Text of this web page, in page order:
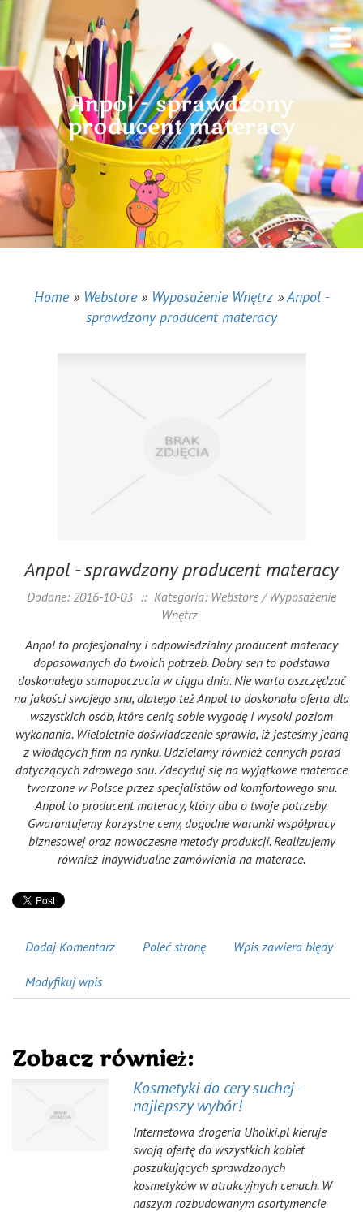
Anpol - sprawdzony
producent materacy
Home» Webstore» Wyposażenie Wnętrz»Anpol -
sprawdzony producent materacy
Anpol - sprawdzony producent materacy
Dodane: 2016-10-03 :: Kategoria: Webstore / Wyposażenie
Wnętrz
Anpol to profesjonalny i odpowiedzialny producent materacy
dopasowanych do twoich potrzeb. Dobry sen to podstawa
doskonałego samopoczucia w ciągu dnia. Nie warto oszczędzać
na jakości swojego snu, dlatego też Anpol to doskonała oferta dla
wszystkich osób, które cenią sobie wygodę i wysoki poziom
wykonania. Wieloletnie doświadczenie sprawia, iż jesteśmy jedną
z wiodących firm na rynku. Udzielamy również cennych porad
dotyczących zdrowego snu. Zdecyduj się na wyjątkowe materace
tworzone w Polsce przez specjalistów od komfortowego snu.
Anpol to producent materacy, który dba o twoje potrzeby.
Gwarantujemy korzystne ceny, dogodne warunki współpracy
biznesowej oraz nowoczesne metody produkcji. Realizujemy
również indywidualne zamówienia na materace.
Dodaj Komentarz Poleć stronę Wpis zawiera błędy
Modyfikuj wpis
Zobacz również:
Kosmetyki do cery suchej -
najlepszy wybór!
Internetowa drogeria Uholki.pl kieruje
swoją ofertę do wszystkich kobiet
poszukujących sprawdzonych
kosmetyków w atrakcyjnych cenach. W
naszym rozbudowanym asortymencie